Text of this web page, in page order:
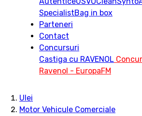
SpecialistBag in box
Parteneri
Contact
Concursuri
Castiga cu RAVENOL
Ravenol - EuropaFM
Ulei
Motor Vehicule Comerciale